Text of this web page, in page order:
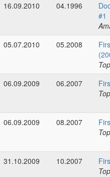
16.09.2010
04.1996
#1
05.07.2010
05.2008
06.09.2009
06.2007
06.09.2009 08.2007
31.10.2009 10.2007